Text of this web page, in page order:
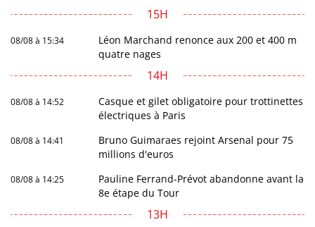
15H
08/08 à 15:34
Léon Marchand renonce aux 200 et 400 m
quatre nages
14H
08/08 à 14:52
Casque et gilet obligatoire pour trottinettes
électriques à Paris
08/08 à 14:41
Bruno Guimaraes rejoint Arsenal pour 75
millions d'euros
08/08 à 14:25
Pauline Ferrand-Prévot abandonne avant la
8e étape du Tour
13H